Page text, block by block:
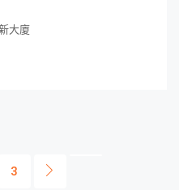
大廈
3